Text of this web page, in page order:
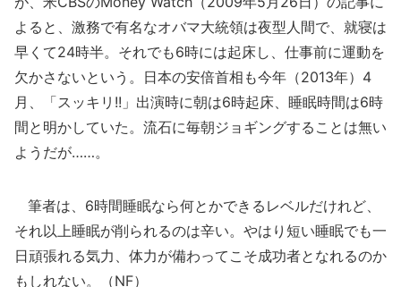
よると、激務で有名なオバマ大統領は夜型人間で、就寝は
早くて24時半。それでも6時には起床し、仕事前に運動を
欠かさないという。日本の安倍首相も今年（2013年）4
月、「スッキリ!!」出演時に朝は6時起床、睡眠時間は6時
間と明かしていた。流石に毎朝ジョギングすることは無い
ようだが……。
筆者は、6時間睡眠なら何とかできるレベルだけれど、
それ以上睡眠が削られるのは辛い。やはり短い睡眠でも一
日頑張れる気力、体力が備わってこそ成功者となれるのか
もしれない。（NF）